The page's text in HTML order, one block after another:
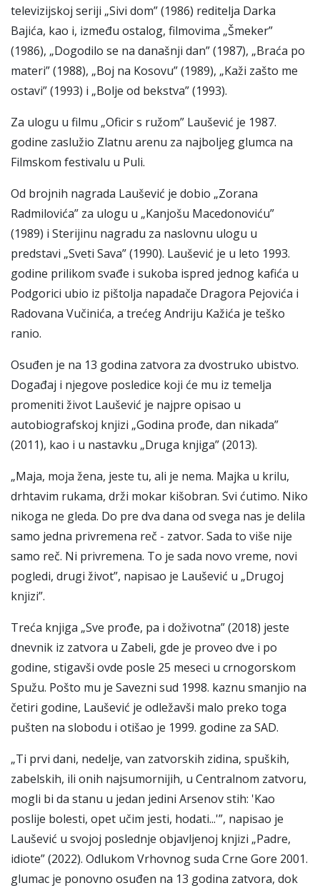
televizijskoj seriji „Sivi dom” (1986) reditelja Darka
Bajića, kao i, između ostalog, filmovima „Šmeker”
(1986), „Dogodilo se na današnji dan” (1987), „Braća po
materi” (1988), „Boj na Kosovu” (1989), „Kaži zašto me
ostavi” (1993) i „Bolje od bekstva” (1993).
Za ulogu u filmu „Oficir s ružom” Laušević je 1987.
godine zaslužio Zlatnu arenu za najboljeg glumca na
Filmskom festivalu u Puli.
Od brojnih nagrada Laušević je dobio „Zorana
Radmilovića” za ulogu u „Kanjošu Macedonoviću”
(1989) i Sterijinu nagradu za naslovnu ulogu u
predstavi „Sveti Sava” (1990). Laušević je u leto 1993.
godine prilikom svađe i sukoba ispred jednog kafića u
Podgorici ubio iz pištolja napadače Dragora Pejovića i
Radovana Vučinića, a trećeg Andriju Kažića je teško
ranio.
Osuđen je na 13 godina zatvora za dvostruko ubistvo.
Događaj i njegove posledice koji će mu iz temelja
promeniti život Laušević je najpre opisao u
autobiografskoj knjizi „Godina prođe, dan nikada”
(2011), kao i u nastavku „Druga knjiga” (2013).
„Maja, moja žena, jeste tu, ali je nema. Majka u krilu,
drhtavim rukama, drži mokar kišobran. Svi ćutimo. Niko
nikoga ne gleda. Do pre dva dana od svega nas je delila
samo jedna privremena reč - zatvor. Sada to više nije
samo reč. Ni privremena. To je sada novo vreme, novi
pogledi, drugi život”, napisao je Laušević u „Drugoj
knjizi”.
Treća knjiga „Sve prođe, pa i doživotna” (2018) jeste
dnevnik iz zatvora u Zabeli, gde je proveo dve i po
godine, stigavši ovde posle 25 meseci u crnogorskom
Spužu. Pošto mu je Savezni sud 1998. kaznu smanjio na
četiri godine, Laušević je odležavši malo preko toga
pušten na slobodu i otišao je 1999. godine za SAD.
„Ti prvi dani, nedelje, van zatvorskih zidina, spuških,
zabelskih, ili onih najsumornijih, u Centralnom zatvoru,
mogli bi da stanu u jedan jedini Arsenov stih: 'Kao
poslije bolesti, opet učim jesti, hodati...'”, napisao je
Laušević u svojoj poslednje objavljenoj knjizi „Padre,
idiote” (2022). Odlukom Vrhovnog suda Crne Gore 2001.
glumac je ponovno osuđen na 13 godina zatvora, dok